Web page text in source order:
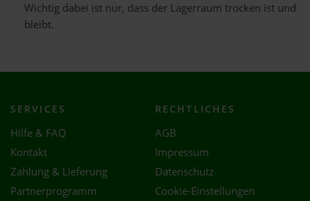
Wichtig dabei ist nur, dass der Lagerraum trocken ist und
bleibt.
SERVICES
Hilfe & FAQ
Kontakt
Zahlung & Lieferung
Partnerprogramm
RECHTLICHES
AGB
Impressum
Datenschutz
Cookie-Einstellungen